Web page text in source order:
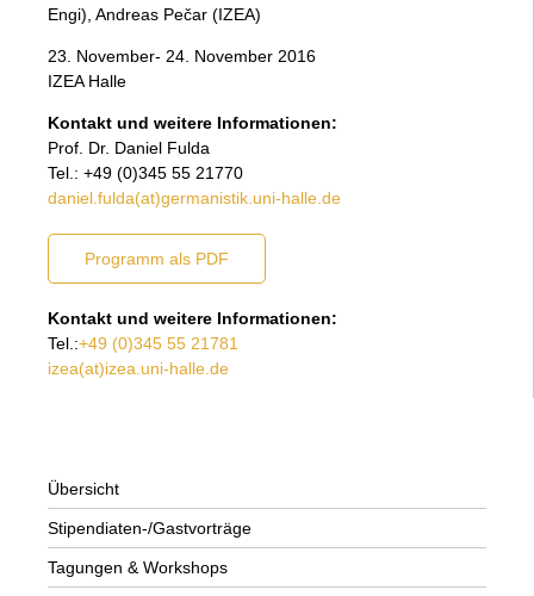
Engi), Andreas Pečar (IZEA)
23. November- 24. November 2016
IZEA Halle
Kontakt und weitere Informationen:
Prof. Dr. Daniel Fulda
Tel.: +49 (0)345 55 21770
daniel.fulda(at)germanistik.uni-halle.de
Programm als PDF
Kontakt und weitere Informationen:
Tel.:+49 (0)345 55 21781
izea(at)izea.uni-halle.de
Übersicht
Stipendiaten-/Gastvorträge
Tagungen & Workshops